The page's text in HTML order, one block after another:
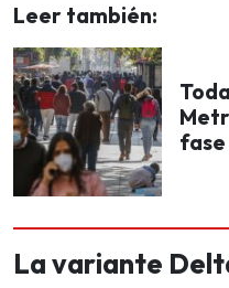
Leer también:
fase
La variante